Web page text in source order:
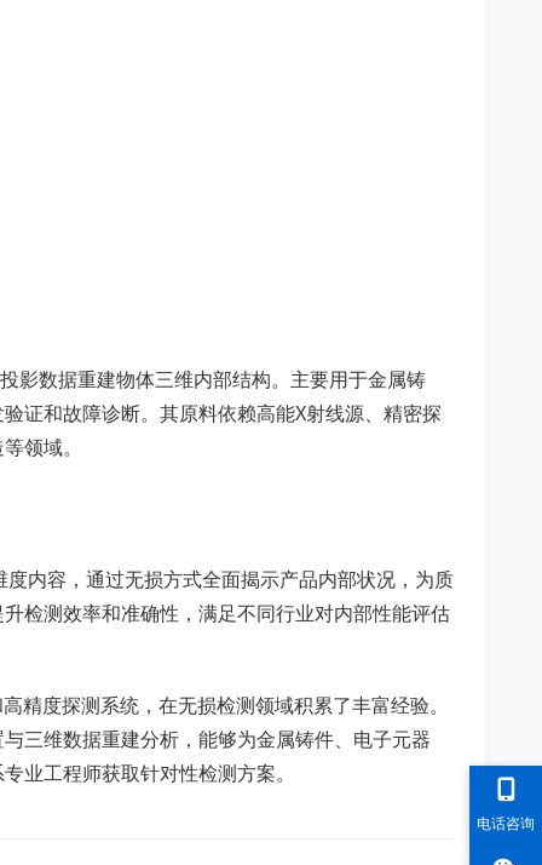
影数据重建物体三维内部结构。主要用于金属铸
证和故障诊断。其原料依赖高能X射线源、精密探
领域。
内容，通过无损方式全面揭示产品内部状况，为质
检测效率和准确性，满足不同行业对内部性能评估
精度探测系统，在无损检测领域积累了丰富经验。
三维数据重建分析，能够为金属铸件、电子元器
业工程师获取针对性检测方案。
电话咨询